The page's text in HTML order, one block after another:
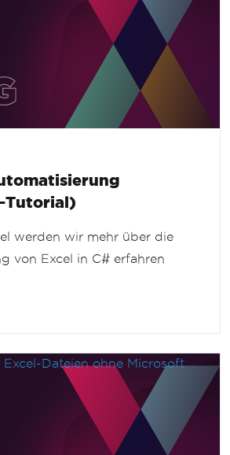
Tutorial)
werden wir mehr über die
von Excel in C# erfahren